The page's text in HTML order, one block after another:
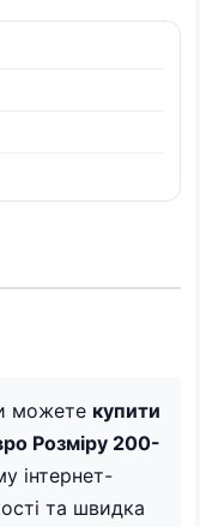
можете купити
Розміру 200-
інтернет-
та швидка